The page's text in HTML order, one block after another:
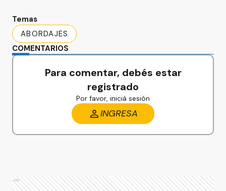
Temas
ABORDAJES
COMENTARIOS
Para comentar, debés estar
registrado
Por favor, iniciá sesión
INGRESA
Ads